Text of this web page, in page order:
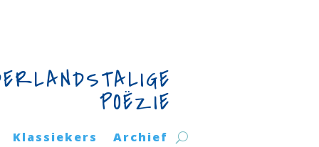
POËZIE
Klassiekers Archief